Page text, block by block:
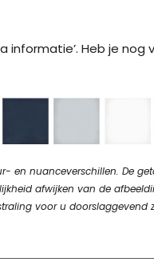
informatie’. Heb je nog
en nuanceverschillen. De
afwijken van de
voor u doorslaggevend